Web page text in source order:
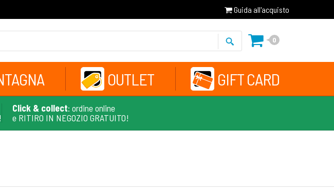
Guida all'acquisto
0
OUTLET GIFT CARD
Click & collect: ordine online
e RITIRO IN NEGOZIO GRATUITO!